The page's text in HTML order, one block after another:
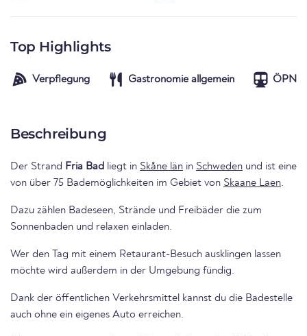
Top Highlights
Verpflegung Gastronomie allgemein
Beschreibung
Der Strand Fria Bad liegt in Skåne län in Schweden und ist eine
von über 75 Bademöglichkeiten im Gebiet von Skaane Laen.
Dazu zählen Badeseen, Strände und Freibäder die zum
Sonnenbaden und relaxen einladen.
Wer den Tag mit einem Retaurant-Besuch ausklingen lassen
möchte wird außerdem in der Umgebung fündig.
Dank der öffentlichen Verkehrsmittel kannst du die Badestelle
auch ohne ein eigenes Auto erreichen.